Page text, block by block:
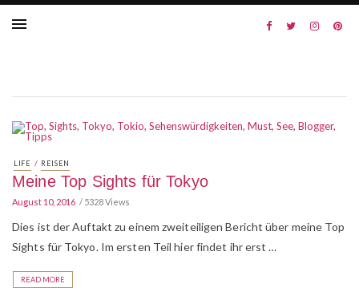
LIFE / REISEN
Meine Top Sights für Tokyo
August 10, 2016 5328 Views
Dies ist der Auftakt zu einem zweiteiligen Bericht über meine Top
Sights für Tokyo. Im ersten Teil hier findet ihr erst …
READ MORE